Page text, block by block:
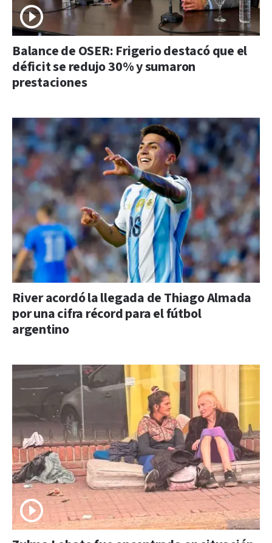
Balance de OSER: Frigerio destacó que el
déficit se redujo 30% y sumaron
prestaciones
River acordó la llegada de Thiago Almada
por una cifra récord para el fútbol
argentino